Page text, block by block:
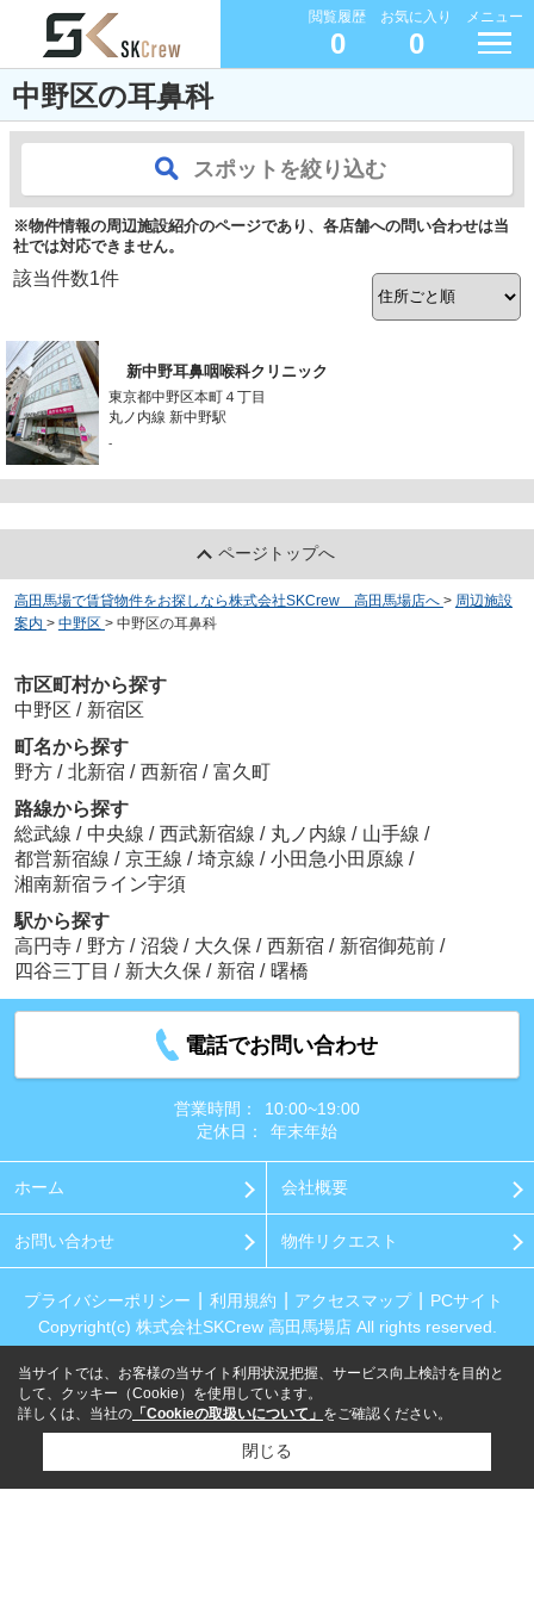
閲覧履歴
0
お気に入り
0
メニュー
中野区の耳鼻科
スポットを絞り込む
※物件情報の周辺施設紹介のページであり、各店舗への問い合わせは当
社では対応できません。
該当件数1件
新中野耳鼻咽喉科クリニック
東京都中野区本町４丁目
丸ノ内線 新中野駅
-
ページトップへ
高田馬場で賃貸物件をお探しなら株式会社SKCrew 高田馬場店へ > 周辺施設
案内 > 中野区 > 中野区の耳鼻科
市区町村から探す
中野区 / 新宿区
町名から探す
野方 / 北新宿 / 西新宿 / 富久町
路線から探す
総武線 / 中央線 / 西武新宿線 / 丸ノ内線 / 山手線 /
都営新宿線 / 京王線 / 埼京線 / 小田急小田原線 /
湘南新宿ライン宇須
駅から探す
高円寺 / 野方 / 沼袋 / 大久保 / 西新宿 / 新宿御苑前 /
四谷三丁目 / 新大久保 / 新宿 / 曙橋
電話でお問い合わせ
営業時間：
10:00~19:00
定休日：
年末年始
ホーム 会社概要
お問い合わせ 物件リクエスト
プライバシーポリシー 利用規約 アクセスマップ
PCサイト
Copyright(c) 株式会社SKCrew 高田馬場店 All rights reserved.
当サイトでは、お客様の当サイト利用状況把握、サービス向上検討を目的と
して、クッキー（Cookie）を使用しています。
詳しくは、当社の 「Cookieの取扱いについて」 をご確認ください。
閉じる